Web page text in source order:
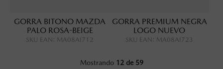
GORRA BITONO MAZDA
PALO ROSA-BEIGE
SKU EAN : MA08AI712
GORRA PREMIUM NEGRA
LOGO NUEVO
SKU EAN : MA08AI723
Mostrando 12 de 59